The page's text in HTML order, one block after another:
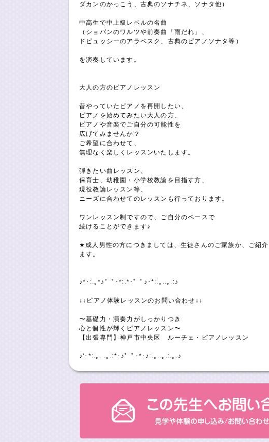
ダカンのかっこう、古典のソナチネ、ソナタ他）
中高生で中上級レベルの名曲
（ショパンのワルツや前奏曲「雨だれ」、
ドビュッシーのアラベスク、古典のピアノソナタ等）
を演奏しています。
大人の方のピアノレッスン
昔やっていたピアノを再開したい、
ピアノを始めてみたい大人の方、
ピアノや音楽でご自分の可能性を
広げてみませんか？
ご希望に合わせて、
無理なく楽しくレッスンいたします。
弾きたい曲レッスン、
保育士、幼稚園・小学校教論を目指す方、
現役教論レッスン等、
ニーズに合わせてのレッスンも行っております。
ワンレッスン制ですので、ご自分のペースで
続けることができます♪
★成人男性の方につきましては、生徒さんのご家族か、ご紹
ます。
♪*･:.｡*♪゜ﾟ･*:.*･゜ﾟ♪･*:.｡..｡.:♪
↓↓ピアノ体験レッスンのお問い合わせ↓↓
〜基礎力・演奏力がしっかりつき
心と個性が輝くピアノレッスン〜
【出張専門】神戸市中央区 ルーチェ・ピアノレッスン
♪'･*:.｡. .｡.:*･♪゜ﾟ･*･♪:.｡..｡.:.｡.♪